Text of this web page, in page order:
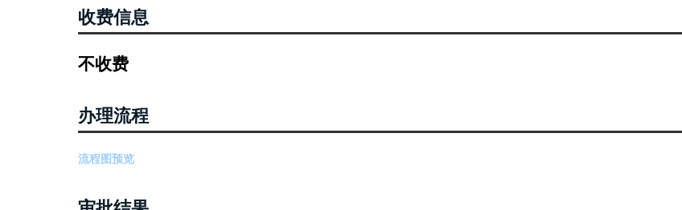
收费信息
不收费
办理流程
流程图预览